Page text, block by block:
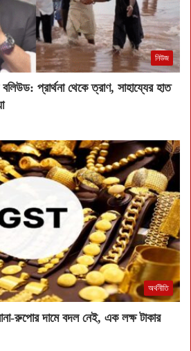
নিউজ
বলিউড: প্রার্থনা থেকে ত্রাণ, সাহায্যের হাত
অর্থনীতি
রুপোর দামে বদল নেই, এক লক্ষ টাকার